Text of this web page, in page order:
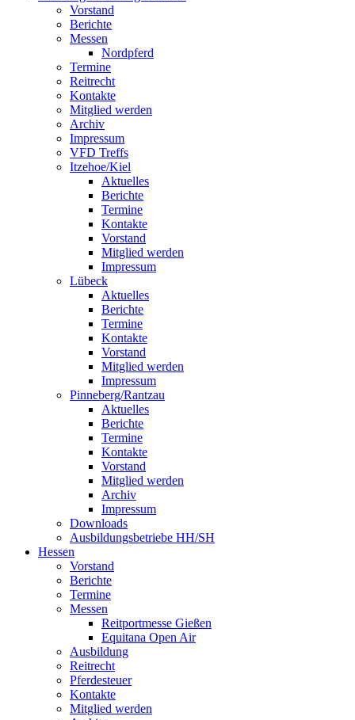
Vorstand
Berichte
Messen
Nordpferd
Termine
Reitrecht
Kontakte
Mitglied werden
Archiv
Impressum
VFD Treffs
Itzehoe/Kiel
Aktuelles
Berichte
Termine
Kontakte
Vorstand
Mitglied werden
Impressum
Lübeck
Aktuelles
Berichte
Termine
Kontakte
Vorstand
Mitglied werden
Impressum
Pinneberg/Rantzau
Aktuelles
Berichte
Termine
Kontakte
Vorstand
Mitglied werden
Archiv
Impressum
Downloads
Ausbildungsbetriebe HH/SH
Hessen
Vorstand
Berichte
Termine
Messen
Reitportmesse Gießen
Equitana Open Air
Ausbildung
Reitrecht
Pferdesteuer
Kontakte
Mitglied werden